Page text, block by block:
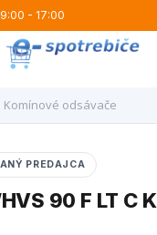
- 17:00
Komínové odsávače
PREDAJCA
90 F LT C K